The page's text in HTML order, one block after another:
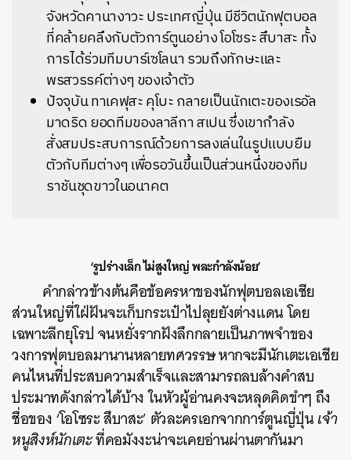
จังหวัดคานางาวะ ประเทศญี่ปุ่น มีชีวิตนักฟุตบอล
ที่คล้ายคลึงกับตัวการ์ตูนอย่าง โอโซระ สึบาสะ ทั้ง
การได้ร่วมทีมบาร์เซโลนา รวมถึงทักษะและ
พรสวรรค์ต่างๆ ของเจ้าตัว
ปัจจุบัน ทาเคฟุสะ คุโบะ กลายเป็นนักเตะของเรอัล
มาดริด ยอดทีมของลาลีกา สเปน ซึ่งเขากำลัง
สั่งสมประสบการณ์ด้วยการลงเล่นในรูปแบบยืม
ตัวกับทีมต่างๆ เพื่อรอวันขึ้นเป็นส่วนหนึ่งของทีม
ราชันชุดขาวในอนาคต
‘รูปร่างเล็ก ไม่สูงใหญ่ พละกำลังน้อย’
คำกล่าวข้างต้นคือข้อครหาของนักฟุตบอลเอเชีย
ส่วนใหญ่ที่ใฝ่ฝันจะเก็บกระเป๋าไปลุยยังต่างแดน โดย
เฉพาะลีกยุโรป จนหยั่งรากฝังลึกกลายเป็นภาพจำของ
วงการฟุตบอลมานานหลายทศวรรษ หากจะมีนักเตะเอเชีย
คนไหนที่ประสบความสำเร็จและสามารถลบล้างคำสบ
ประมาทดังกล่าวได้บ้าง ในหัวผู้อ่านคงจะหลุดคิดขำๆ ถึง
ชื่อของ ‘โอโซระ สึบาสะ’ ตัวละครเอกจากการ์ตูนญี่ปุ่นเจ้า
หนูสิงห์นักเตะที่คอมังงะน่าจะเคยอ่านผ่านตากันมา